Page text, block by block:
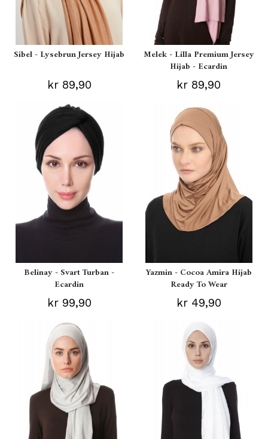
Sibel - Lysebrun Jersey Hijab
kr 89,90
Melek - Lilla Premium Jersey
Hijab - Ecardin
kr 89,90
Belinay - Svart Turban -
Ecardin
kr 99,90
Yazmin - Cocoa Amira Hijab
Ready To Wear
kr 49,90